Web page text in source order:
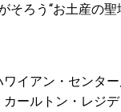
そろう“お土産の聖
ワイアン・センタ
ールトン・レジ